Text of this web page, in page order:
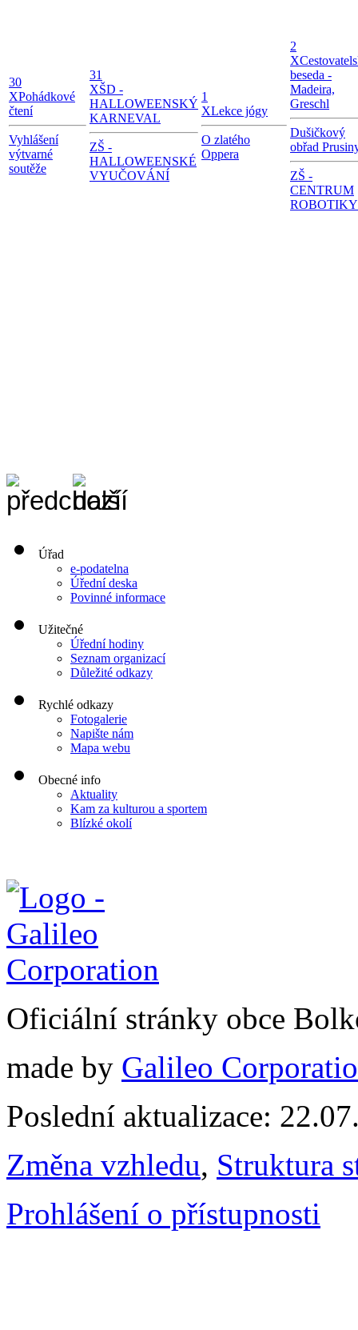
30
XPohádkové
čtení
Vyhlášení
výtvarné
soutěže
31
XŠD -
HALLOWEENSKÝ
KARNEVAL
ZŠ -
HALLOWEENSKÉ
VYUČOVÁNÍ
1
XLekce jógy
O zlatého
Oppera
2
X
beseda -
Madeira,
Greschl
Dušičkový
obřad
ZŠ -
CENTRUM
ROBOTIKY
Úřad
e-podatelna
Úřední deska
Povinné informace
Užitečné
Úřední hodiny
Seznam organizací
Důležité odkazy
Rychlé odkazy
Fotogalerie
Napište nám
Mapa webu
Obecné info
Aktuality
Kam za kulturou a sportem
Blízké okolí
Oficiální stránky obce
made by Galileo
Poslední aktualizace:
Změna vzhledu, Struktura
Prohlášení o přístupnosti